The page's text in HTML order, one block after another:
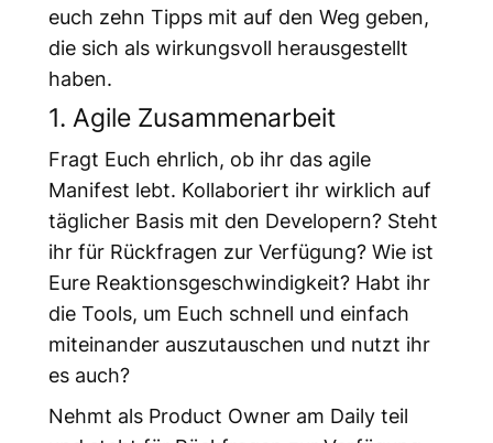
euch zehn Tipps mit auf den Weg geben,
die sich als wirkungsvoll herausgestellt
haben.
1. Agile Zusammenarbeit
Fragt Euch ehrlich, ob ihr das agile
Manifest lebt. Kollaboriert ihr wirklich auf
täglicher Basis mit den Developern? Steht
ihr für Rückfragen zur Verfügung? Wie ist
Eure Reaktionsgeschwindigkeit? Habt ihr
die Tools, um Euch schnell und einfach
miteinander auszutauschen und nutzt ihr
es auch?
Nehmt als Product Owner am Daily teil